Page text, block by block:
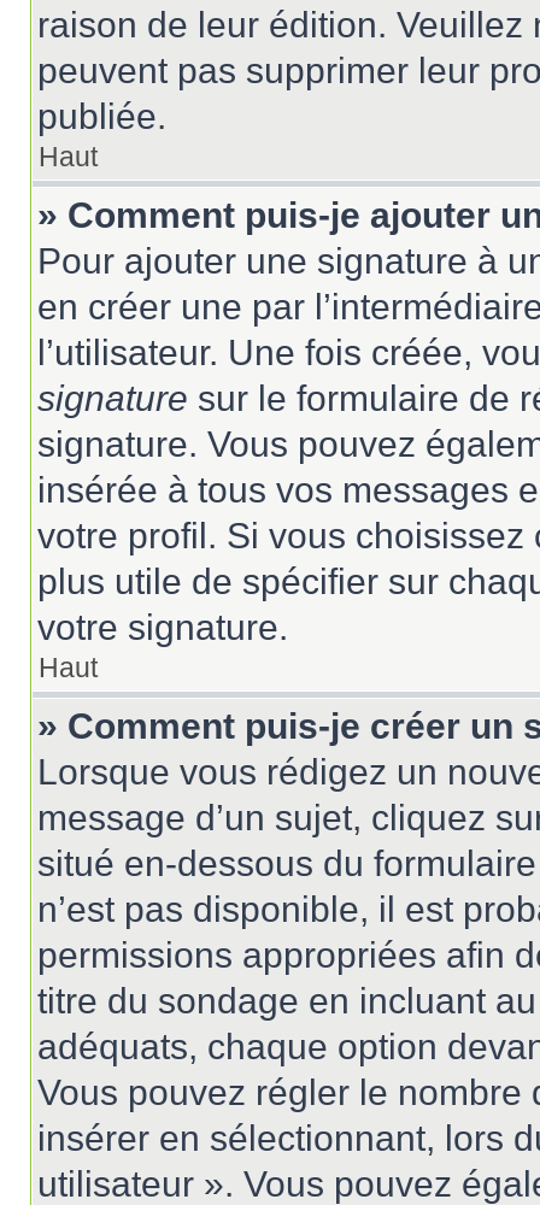
raison de leur édition.
peuvent pas supprimer leur
publiée.
Haut
» Comment puis-je ajouter
Pour ajouter une signature à
en créer une par
l’utilisateur. Une fois créée,
signature sur le formulaire de
signature. Vous pouvez
insérée à tous vos messages
votre profil. Si vous
plus utile de spécifier sur
votre signature.
Haut
» Comment puis-je créer un
Lorsque vous rédigez un
message d’un sujet, cliquez
situé en-dessous du
n’est pas disponible, il est
permissions appropriées afin
titre du sondage en incluant
adéquats, chaque option
Vous pouvez régler le nombre
insérer en sélectionnant, lors
utilisateur ». Vous pouvez